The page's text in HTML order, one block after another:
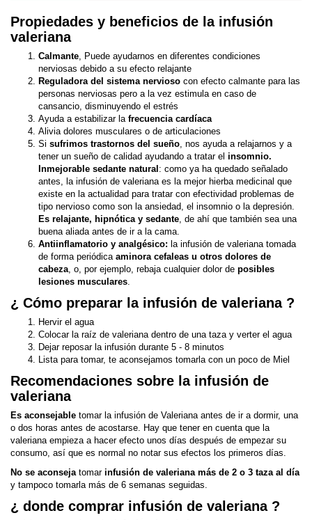
Propiedades y beneficios de la infusión
valeriana
Calmante, Puede ayudarnos en diferentes condiciones
nerviosas debido a su efecto relajante
Reguladora del sistema nervioso con efecto calmante para las
personas nerviosas pero a la vez estimula en caso de
cansancio, disminuyendo el estrés
Ayuda a estabilizar la frecuencia cardíaca
Alivia dolores musculares o de articulaciones
Si sufrimos trastornos del sueño, nos ayuda a relajarnos y a
tener un sueño de calidad ayudando a tratar el insomnio.
Inmejorable sedante natural : como ya ha quedado señalado
antes, la infusión de valeriana es la mejor hierba medicinal que
existe en la actualidad para tratar con efectividad problemas de
tipo nervioso como son la ansiedad, el insomnio o la depresión.
Es relajante, hipnótica y sedante, de ahí que también sea una
buena aliada antes de ir a la cama.
Antiinflamatorio y analgésico: la infusión de valeriana tomada
de forma periódica aminora cefaleas u otros dolores de
cabeza, o, por ejemplo, rebaja cualquier dolor de posibles
lesiones musculares.
¿ Cómo preparar la infusión de valeriana ?
Hervir el agua
Colocar la raíz de valeriana dentro de una taza y verter el agua
Dejar reposar la infusión durante 5 - 8 minutos
Lista para tomar, te aconsejamos tomarla con un poco de Miel
Recomendaciones sobre la infusión de
valeriana
Es aconsejable tomar la infusión de Valeriana antes de ir a dormir, una
o dos horas antes de acostarse. Hay que tener en cuenta que la
valeriana empieza a hacer efecto unos días después de empezar su
consumo, así que es normal no notar sus efectos los primeros días.
No se aconsejatomar infusión de valeriana más de 2 o 3 taza al día
y tampoco tomarla más de 6 semanas seguidas.
¿ donde comprar infusión de valeriana ?